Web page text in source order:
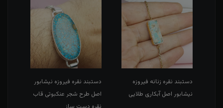
دستبند نقره زنانه فیروزه
نیشابور اصل آبکاری طلایی
دستبند نقره فیروزه نیشابور
اصل طرح شجر عنکبوتی قاب